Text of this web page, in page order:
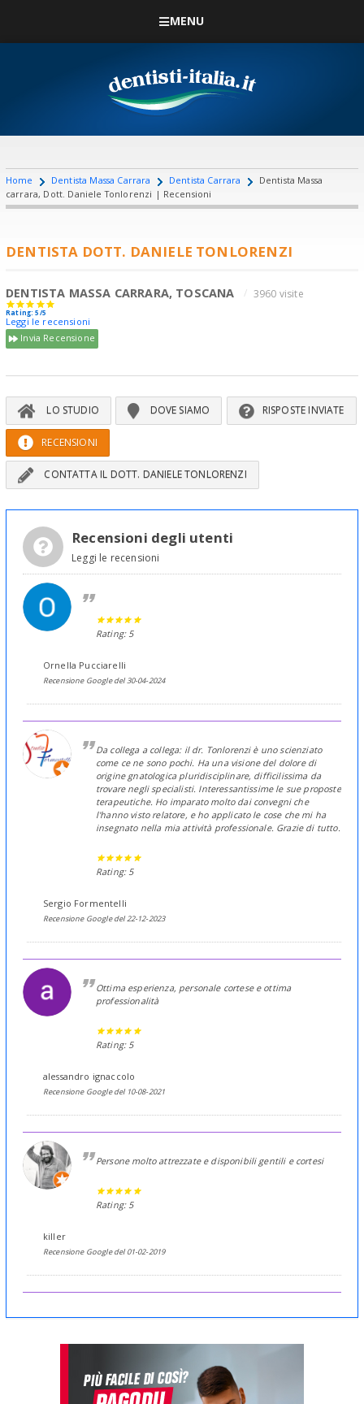
MENU
Home Dentista Massa Carrara Dentista Carrara
Dentista Massa
carrara, Dott. Daniele Tonlorenzi | Recensioni
DENTISTA DOTT. DANIELE TONLORENZI
DENTISTA MASSA CARRARA, TOSCANA 3960 visite
Rating: 5/5
Leggi le recensioni
Invia Recensione
LO STUDIO DOVE SIAMO RISPOSTE INVIATE
RECENSIONI
CONTATTA IL DOTT. DANIELE TONLORENZI
Recensioni degli utenti
Leggi le recensioni
Rating: 5
Ornella Pucciarelli
Recensione Google del 30-04-2024
Da collega a collega: il dr. Tonlorenzi è uno scienziato
come ce ne sono pochi. Ha una visione del dolore di
origine gnatologica pluridisciplinare, difficilissima da
trovare negli specialisti. Interessantissime le sue proposte
terapeutiche. Ho imparato molto dai convegni che
l'hanno visto relatore, e ho applicato le cose che mi ha
insegnato nella mia attività professionale. Grazie di tutto.
Rating: 5
Sergio Formentelli
Recensione Google del 22-12-2023
Ottima esperienza, personale cortese e ottima
professionalità
Rating: 5
alessandro ignaccolo
Recensione Google del 10-08-2021
Persone molto attrezzate e disponibili gentili e cortesi
Rating: 5
killer
Recensione Google del 01-02-2019